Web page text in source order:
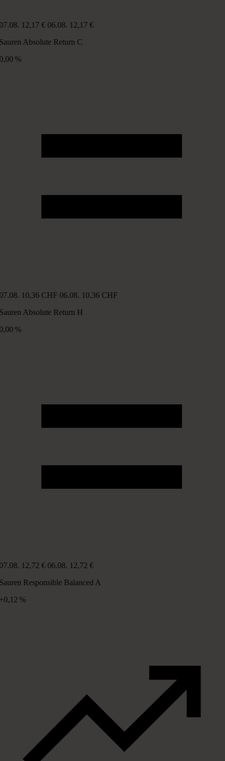
12,17 € 06.08. 12,17 €
Absolute Return C
%
10,36 CHF 06.08. 10,36 CHF
Absolute Return H
%
12,72 € 06.08. 12,72 €
Responsible Balanced A
%